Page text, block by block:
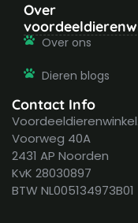
Over
Over ons
Dieren blogs
Contact Info
Voorweg 40A
2431 AP Noorden
KvK 28030897
BTW NL005134973B01